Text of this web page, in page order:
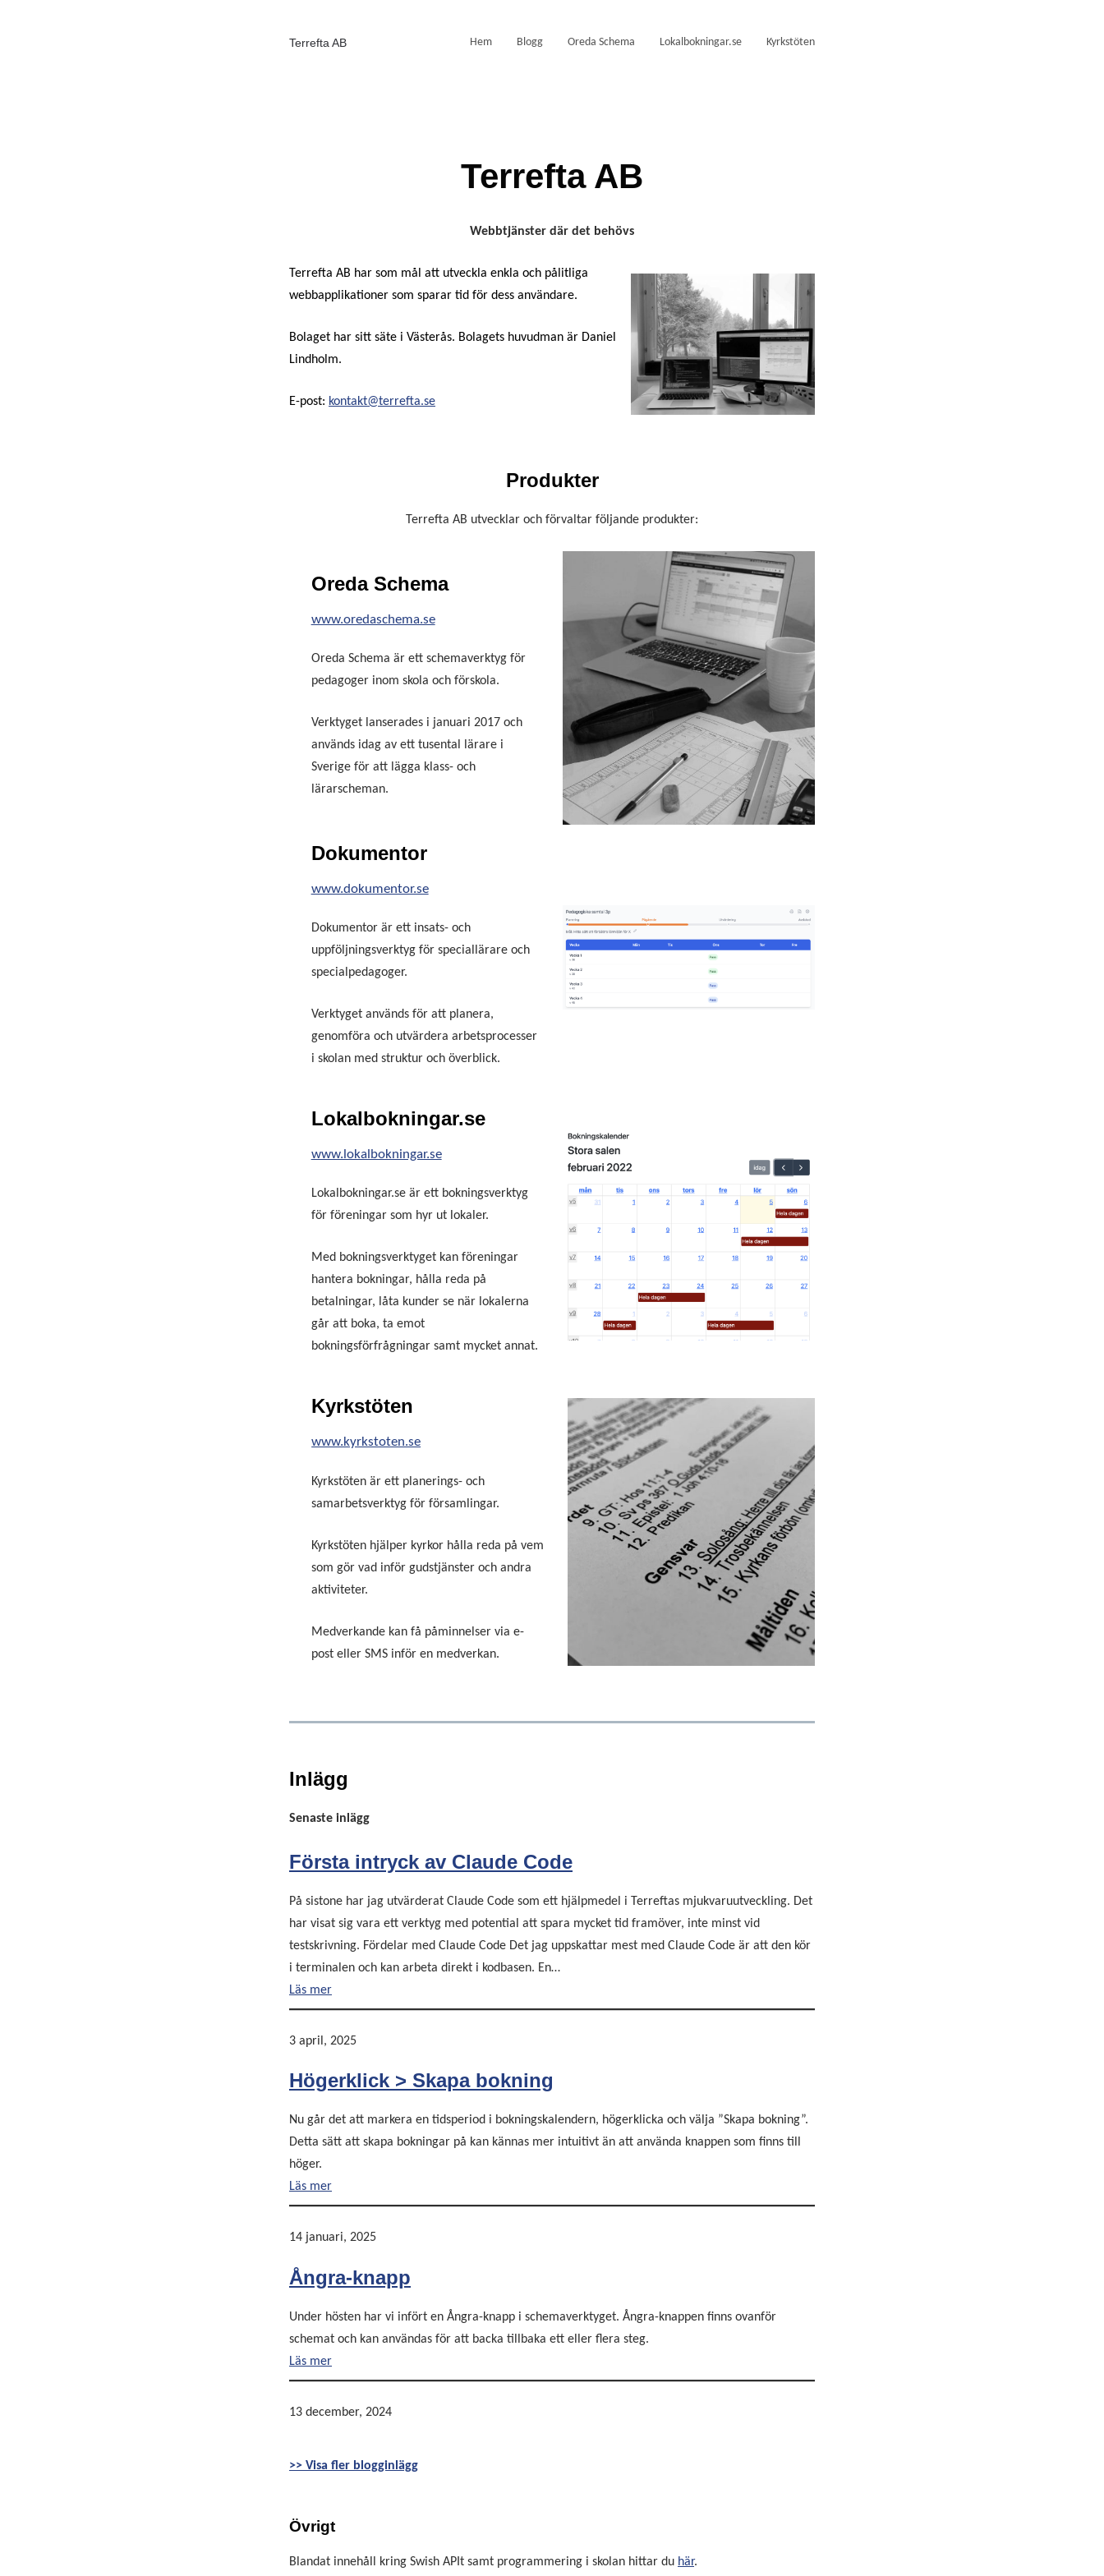
Terrefta AB Hem Blogg Oreda Schema Lokalbokningar.se Kyrkstöten
Terrefta AB
Webbtjänster där det behövs
Terrefta AB har som mål att utveckla enkla och pålitliga
webbapplikationer som sparar tid för dess användare.
Bolaget har sitt säte i Västerås. Bolagets huvudman är Daniel
Lindholm.
E-post: kontakt@terrefta.se
Produkter
Terrefta AB utvecklar och förvaltar följande produkter:
Oreda Schema
www.oredaschema.se
Oreda Schema är ett schemaverktyg för
pedagoger inom skola och förskola.
Verktyget lanserades i januari 2017 och
används idag av ett tusental lärare i
Sverige för att lägga klass- och
lärarscheman.
Dokumentor
www.dokumentor.se
Dokumentor är ett insats- och
uppföljningsverktyg för speciallärare och
specialpedagoger.
Verktyget används för att planera,
genomföra och utvärdera arbetsprocesser
i skolan med struktur och överblick.
Lokalbokningar.se
www.lokalbokningar.se
Lokalbokningar.se är ett bokningsverktyg
för föreningar som hyr ut lokaler.
Med bokningsverktyget kan föreningar
hantera bokningar, hålla reda på
betalningar, låta kunder se när lokalerna
går att boka, ta emot
bokningsförfrågningar samt mycket annat.
Kyrkstöten
www.kyrkstoten.se
Kyrkstöten är ett planerings- och
samarbetsverktyg för församlingar.
Kyrkstöten hjälper kyrkor hålla reda på vem
som gör vad inför gudstjänster och andra
aktiviteter.
Medverkande kan få påminnelser via e-
post eller SMS inför en medverkan.
Inlägg
Senaste inlägg
Första intryck av Claude Code
På sistone har jag utvärderat Claude Code som ett hjälpmedel i Terreftas mjukvaruutveckling. Det
har visat sig vara ett verktyg med potential att spara mycket tid framöver, inte minst vid
testskrivning. Fördelar med Claude Code Det jag uppskattar mest med Claude Code är att den kör
i terminalen och kan arbeta direkt i kodbasen. En…
Läs mer
3 april, 2025
Högerklick > Skapa bokning
Nu går det att markera en tidsperiod i bokningskalendern, högerklicka och välja ”Skapa bokning”.
Detta sätt att skapa bokningar på kan kännas mer intuitivt än att använda knappen som finns till
höger.
Läs mer
14 januari, 2025
Ångra-knapp
Under hösten har vi infört en Ångra-knapp i schemaverktyget. Ångra-knappen finns ovanför
schemat och kan användas för att backa tillbaka ett eller flera steg.
Läs mer
13 december, 2024
>> Visa fler blogginlägg
Övrigt
Blandat innehåll kring Swish APIt samt programmering i skolan hittar du här.